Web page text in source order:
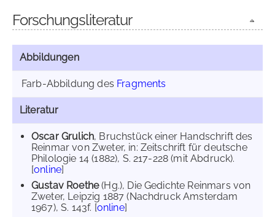
Forschungsliteratur
Abbildungen
Farb-Abbildung des Fragments
Literatur
Oscar Grulich, Bruchstück einer Handschrift des
Reinmar von Zweter, in: Zeitschrift für deutsche
Philologie 14 (1882), S. 217-228 (mit Abdruck).
[online]
Gustav Roethe(Hg.), Die Gedichte Reinmars von
Zweter, Leipzig 1887 (Nachdruck Amsterdam
1967), S. 143f. [online]